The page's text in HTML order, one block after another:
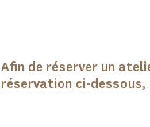
Afin de réserver un
réservation ci-dessous,